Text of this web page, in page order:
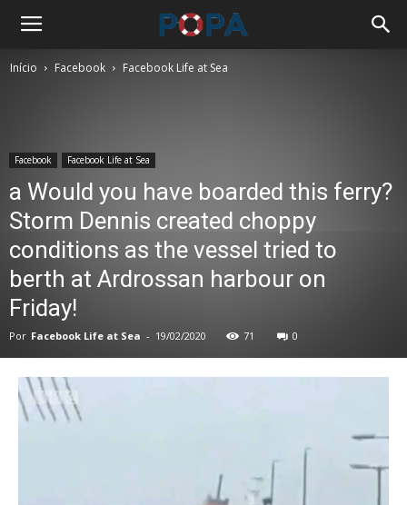
Início Facebook Facebook Life at Sea
Facebook Facebook Life at Sea
a Would you have boarded this ferry?
Storm Dennis created choppy
conditions as the vessel tried to
berth at Ardrossan harbour on
Friday!
Por Facebook Life at Sea - 19/02/2020 71 0